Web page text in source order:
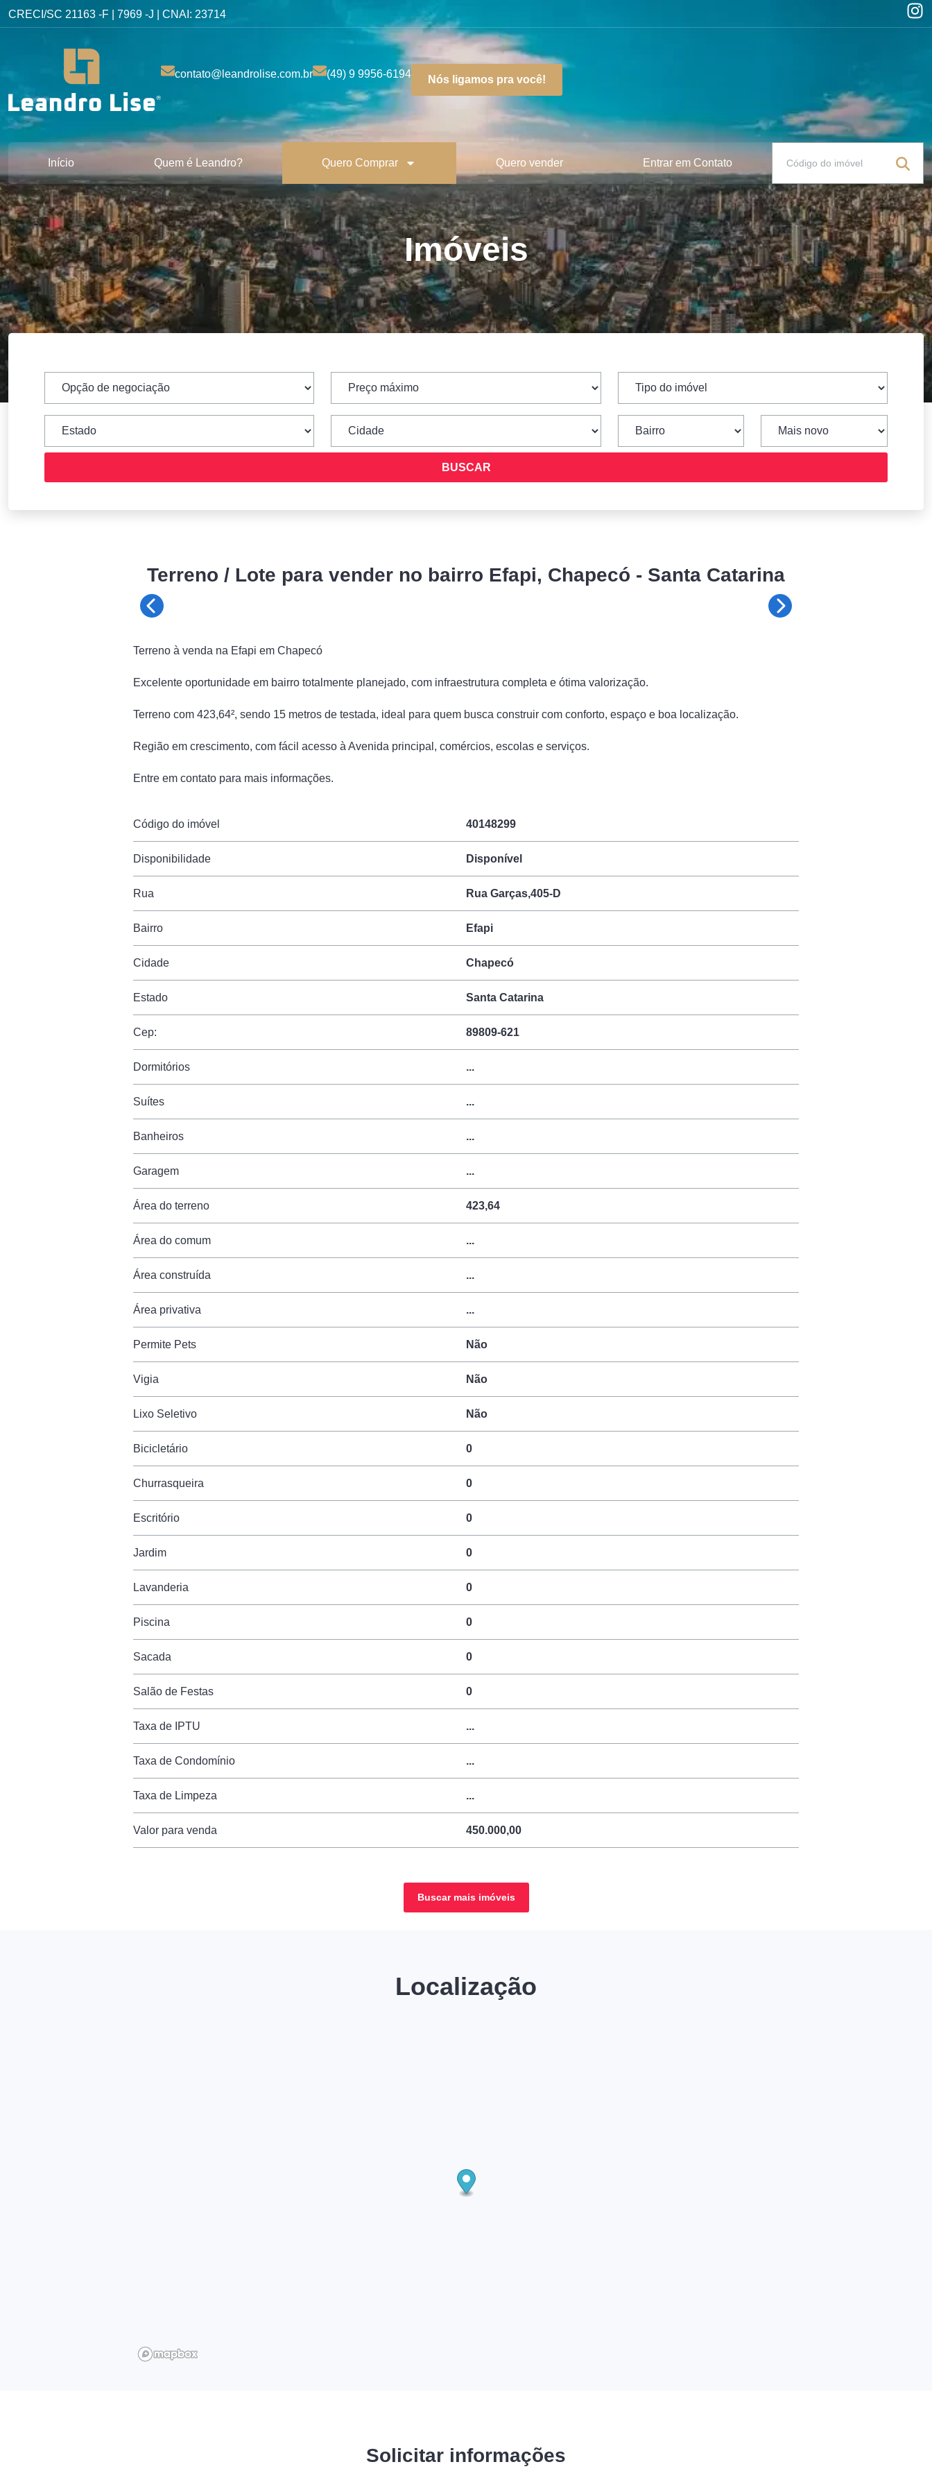
CRECI/SC 21163 -F | 7969 -J | CNAI: 23714
contato@leandrolise.com.br (49) 9 9956-6194 Nós ligamos pra você!
Início Quem é Leandro? Quero Comprar Quero vender Entrar em Contato
Imóveis
Terreno / Lote para vender no bairro Efapi, Chapecó - Santa Catarina
Terreno à venda na Efapi em Chapecó
Excelente oportunidade em bairro totalmente planejado, com infraestrutura completa e ótima valorização.
Terreno com 423,64², sendo 15 metros de testada, ideal para quem busca construir com conforto, espaço e boa localização.
Região em crescimento, com fácil acesso à Avenida principal, comércios, escolas e serviços.
Entre em contato para mais informações.
Código do imóvel 40148299
Disponibilidade Disponível
Rua Rua Garças,405-D
Bairro Efapi
Cidade Chapecó
Estado Santa Catarina
Cep: 89809-621
Dormitórios ...
Suítes ...
Banheiros ...
Garagem ...
Área do terreno 423,64
Área do comum ...
Área construída ...
Área privativa ...
Permite Pets Não
Vigia Não
Lixo Seletivo Não
Bicicletário 0
Churrasqueira 0
Escritório 0
Jardim 0
Lavanderia 0
Piscina 0
Sacada 0
Salão de Festas 0
Taxa de IPTU ...
Taxa de Condomínio ...
Taxa de Limpeza ...
Valor para venda 450.000,00
Buscar mais imóveis
Localização
Solicitar informações